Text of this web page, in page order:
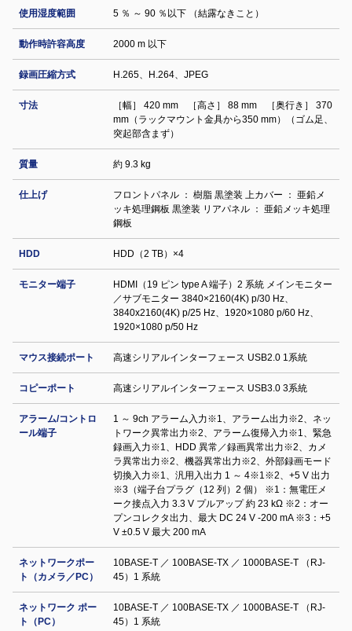
使用湿度範囲 5 ％ ～ 90 ％以下 （結露なきこと）
動作時許容高度 2000 m 以下
録画圧縮方式 H.265、H.264、JPEG
寸法
［幅］ 420 mm ［高さ］ 88 mm ［奥行き］ 370
mm（ラックマウント金具から350 mm）（ゴム足、
突起部含まず）
質量 約 9.3 kg
仕上げ
フロントパネル ： 樹脂 黒塗装 上カバー ： 亜鉛メ
ッキ処理鋼板 黒塗装 リアパネル ： 亜鉛メッキ処理
鋼板
HDD HDD（2 TB）×4
モニター端子
HDMI（19 ピン type A 端子）2 系統 メインモニター
／サブモニター 3840×2160(4K) p/30 Hz、
3840x2160(4K) p/25 Hz、1920×1080 p/60 Hz、
1920×1080 p/50 Hz
マウス接続ポート 高速シリアルインターフェース USB2.0 1系統
コピーポート 高速シリアルインターフェース USB3.0 3系統
アラーム/コントロ
ール端子
1 ～ 9ch アラーム入力※1、アラーム出力※2、ネッ
トワーク異常出力※2、アラーム復帰入力※1、緊急
録画入力※1、HDD 異常／録画異常出力※2、カメ
ラ異常出力※2、機器異常出力※2、外部録画モード
切換入力※1、汎用入出力 1 ～ 4※1※2、+5 V 出力
※3（端子台プラグ（12 列）2 個） ※1：無電圧メ
ーク接点入力 3.3 V プルアップ 約 23 kΩ ※2：オー
プンコレクタ出力、最大 DC 24 V -200 mA ※3：+5
V ±0.5 V 最大 200 mA
ネットワークポー
ト（カメラ／PC）
10BASE-T ／ 100BASE-TX ／ 1000BASE-T （RJ-
45）1 系統
ネットワーク ポー
ト（PC）
10BASE-T ／ 100BASE-TX ／ 1000BASE-T （RJ-
45）1 系統